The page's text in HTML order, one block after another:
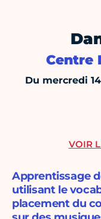
Centre
Du mercredi
Apprentissage
utilisant le
placement du
VOIR